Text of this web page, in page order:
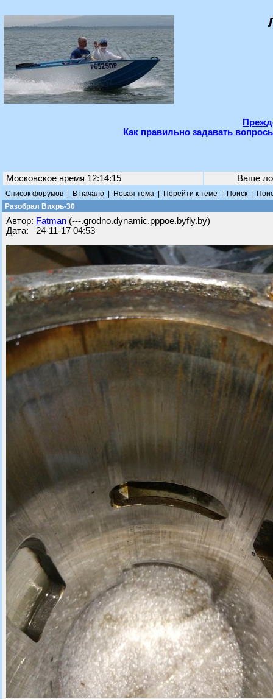
Как правильно задавать
Московское время 12:14:15 Ваше
Список форумов В начало Новая тема Перейти к теме Поиск
Разобрал Вихрь-30
Автор: Fatman (---.grodno.dynamic.pppoe.byfly.by)
Дата: 24-11-17 04:53